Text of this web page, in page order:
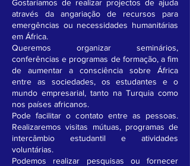
Gostaríamos de realizar projectos de ajuda
através da angariação de recursos para
emergências ou necessidades humanitárias
em África.
Queremos organizar seminários,
conferências e programas de formação, a fim
de aumentar a consciência sobre África
entre as sociedades, os estudantes e o
mundo empresarial, tanto na Turquia como
nos países africanos.
Pode facilitar o contato entre as pessoas.
Realizaremos visitas mútuas, programas de
intercâmbio estudantil e atividades
voluntárias.
Podemos realizar pesquisas ou fornecer